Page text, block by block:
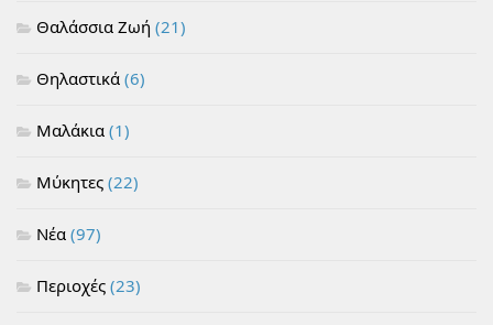
Θαλάσσια Ζωή (21)
Θηλαστικά (6)
Μαλάκια (1)
Μύκητες (22)
Νέα (97)
Περιοχές (23)